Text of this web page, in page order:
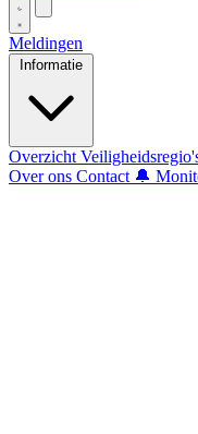
Meldingen
Informatie
Overzicht
Over ons Contact 🔔